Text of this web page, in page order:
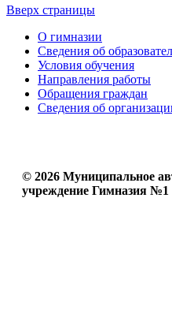
Вверх страницы
О гимназии
Сведения об
Условия обучения
Направления работы
Обращения граждан
Сведения об
© 2026 Муниципальное
учреждение Гимназия